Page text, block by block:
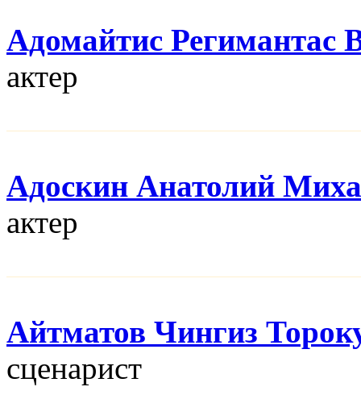
Адомайтис Регимантас
актер
Адоскин Анатолий
актер
Айтматов Чингиз
сценарист